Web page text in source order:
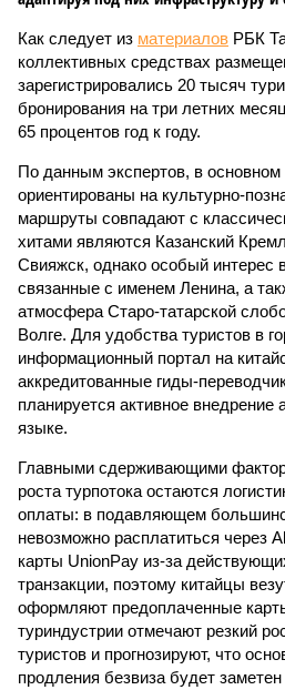
Как следует из материалов РБК
коллективных средствах
зарегистрировались 20 тысяч
бронирования на три летних
65 процентов год к году.
По данным экспертов, в основном
ориентированы на культурно-
маршруты совпадают с
хитами являются Казанский
Свияжск, однако особый интерес
связанные с именем Ленина, а
атмосфера Старо-татарской
Волге. Для удобства туристов в
информационный портал на
аккредитованные гиды-
планируется активное внедрение
языке.
Главными сдерживающими
роста турпотока остаются
оплаты: в подавляющем
невозможно расплатиться через
карты UnionPay из-за
транзакции, поэтому китайцы
оформляют предоплаченные
туриндустрии отмечают резкий
туристов и прогнозируют, что
продления безвиза будет